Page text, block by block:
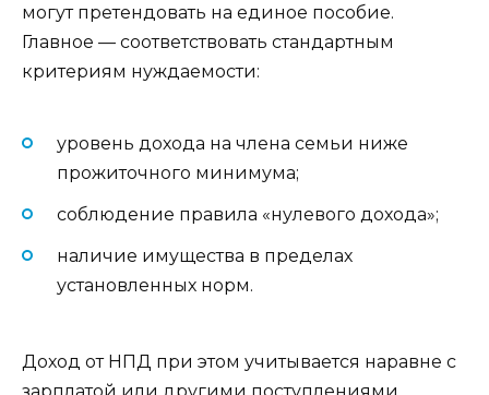
могут претендовать на единое пособие.
Главное — соответствовать стандартным
критериям нуждаемости:
уровень дохода на члена семьи ниже
прожиточного минимума;
соблюдение правила «нулевого дохода»;
наличие имущества в пределах
установленных норм.
Доход от НПД при этом учитывается наравне с